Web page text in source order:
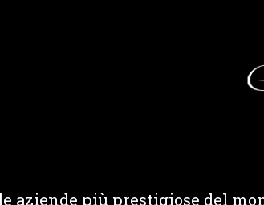
aziende più prestigiose del